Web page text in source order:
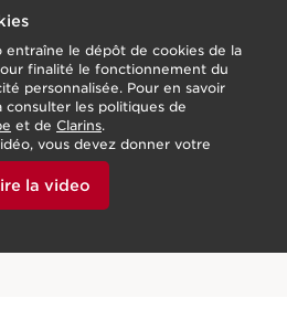
le dépôt de cookies de la
finalité le fonctionnement du
personnalisée. Pour en savoir
consulter les politiques de
et de Clarins.
vous devez donner votre
la video